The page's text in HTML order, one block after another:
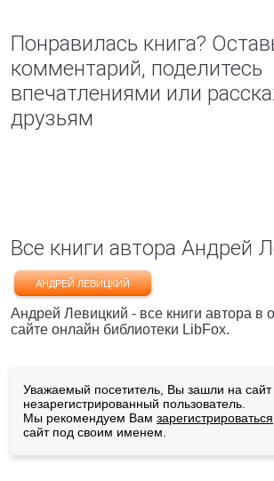
Понравилась книга?
комментарий, поделитесь
впечатлениями или
друзьям
Все книги автора Андрей
АНДРЕЙ ЛЕВИЦКИЙ
Андрей Левицкий - все книги автора в
сайте онлайн библиотеки LibFox.
Уважаемый посетитель, Вы зашли на сайт
незарегистрированный пользователь.
Мы рекомендуем Вам зарегистрироваться
сайт под своим именем.